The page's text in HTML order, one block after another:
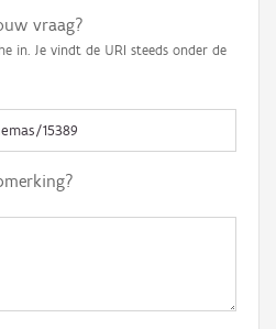
vraag?
in. Je vindt de URI steeds onder de